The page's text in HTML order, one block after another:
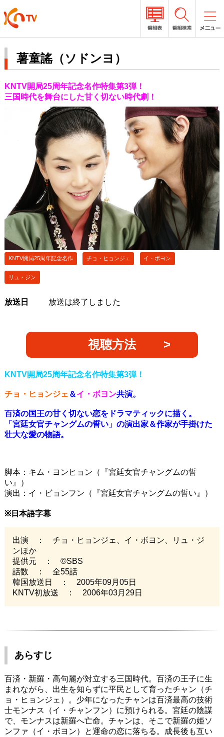
薯童謠（ソドンヨ）
KNTV開局25周年記念名作特集第3弾！
三国時代を舞台にした甘く切ない時代劇！
KNTV開局25周年記念名作 チョ・ヒョンジェ イ・ボヨン
リュ・ジン
放送日 放送は終了しました
視聴方法
KNTV開局25周年記念名作特集第3弾！
チョ・ヒョンジェ ＆イ・ボヨン共演。
百済の国王の甘く切ない恋をドラマティックに描く。
「宮廷女官チャングムの誓い」の演出家＆作家が手掛けた
壮大な愛の物語。
脚本：キム・ヨンヒョン（『宮廷女官チャングムの誓
い』）
演出：イ・ビョンフン（『宮廷女官チャングムの誓い』）
※日本語字幕
出演 ： チョ・ヒョンジェ、イ・ボヨン、リュ・ジ
ンほか
提供元 ： ©SBS
話数 ： 全55話
韓国放送日 ： 2005年09月05日
KNTV初放送 ： 2006年03月29日
あらすじ
百済・新羅・高句麗が対立する三国時代。百済の王子に生
まれながら、出生を知らずに平民として育ったチャン（チ
ョ・ヒョンジェ）。少年になったチャンは百済最高の技術
士モンナス（イ・チャンフン）に預けられる。宮廷の陰謀
で、モンナスは新羅へ亡命。チャンは、そこで新羅の姫ソ
ンファ（イ・ボヨン）と運命の恋に落ちる。成長後も互い